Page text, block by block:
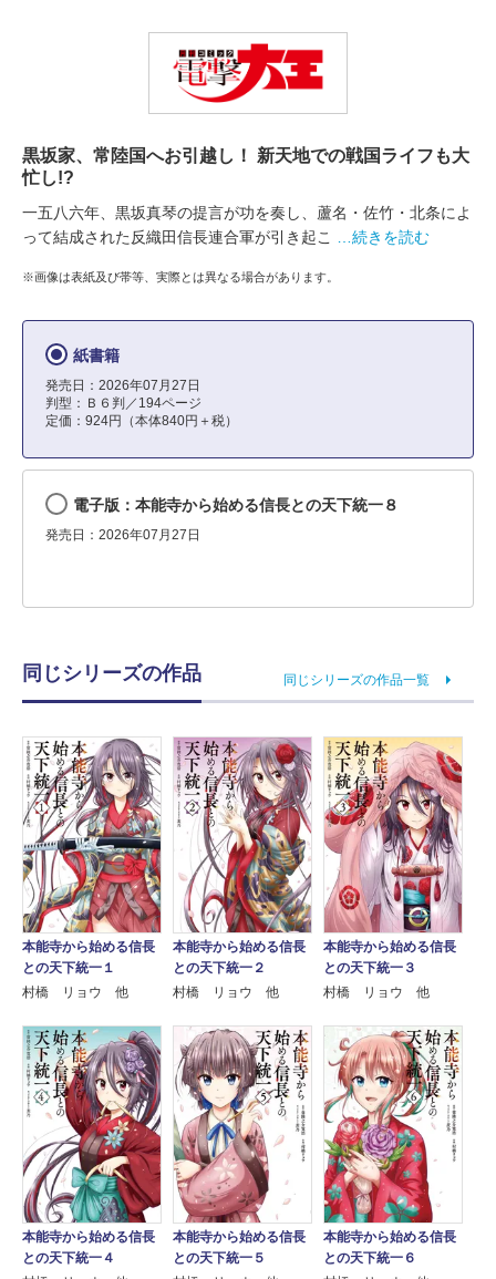
黒坂家、常陸国へお引越し！ 新天地での戦国ライフも大
忙し!?
一五八六年、黒坂真琴の提言が功を奏し、蘆名・佐竹・北条によ
って結成された反織田信長連合軍が引き起こ
…続きを読む
※画像は表紙及び帯等、実際とは異なる場合があります。
紙書籍
発売日：2026年07月27日
判型：Ｂ６判／194ページ
定価：924円（本体840円＋税）
電子版：本能寺から始める信長との天下統一８
発売日：2026年07月27日
同じシリーズの作品 同じシリーズの作品一覧
本能寺から始める信長
との天下統一１
村橋 リョウ 他
本能寺から始める信長
との天下統一２
村橋 リョウ 他
本能寺から始める信長
との天下統一３
村橋 リョウ 他
本能寺から始める信長
との天下統一４
本能寺から始める信長
との天下統一５
本能寺から始める信長
との天下統一６